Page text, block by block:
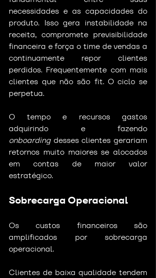
necessidades e as capacidades do
produto. Isso gera instabilidade na
receita, compromete previsibilidade
financeira e força o time de vendas a
continuamente repor clientes
perdidos. Frequentemente com mais
clientes que não são fit. O ciclo se
perpetua.
O tempo e recursos gastos
onboarding desses clientes gerariam
retornos muito maiores se alocados
em contas de maior valor
estratégico.
Sobrecarga Operacional
Os custos financeiros são
amplificados por sobrecarga
operacional.
Clientes de baixa qualidade tendem